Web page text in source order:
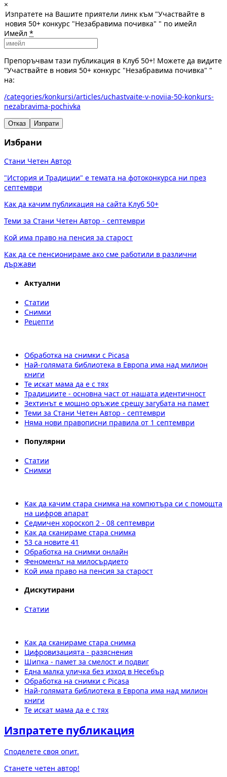
×
Изпратете на Вашите приятели линк към "Участвайте в
новия 50+ конкурс "Незабравима почивка" " по имейл
Имейл *
Препоръчвам тази публикация в Клуб 50+! Можете да видите
"Участвайте в новия 50+ конкурс "Незабравима почивка" "
на:
/categories/konkursi/articles/uchastvaite-v-noviia-50-konkurs-
nezabravima-pochivka
Отказ Изпрати
Избрани
Стани Четен Автор
"История и Традиции" е темата на фотоконкурса ни през
септември
Как да качим публикация на сайта Клуб 50+
Теми за Стани Четен Автор - септември
Кой има право на пенсия за старост
Как да се пенсионираме ако сме работили в различни
държави
Актуални
Статии
Снимки
Рецепти
Обработка на снимки с Picasa
Най-голямата библиотека в Европа има над милион
книги
Те искат мама да е с тях
Традициите - основна част от нашата идентичност
Зехтинът е мощно оръжие срещу загубата на памет
Теми за Стани Четен Автор - септември
Няма нови правописни правила от 1 септември
Популярни
Статии
Снимки
Как да качим стара снимка на компютъра си с помощта
на цифров апарат
Седмичен хороскоп 2 - 08 септември
Как да сканираме стара снимка
53 са новите 41
Обработка на снимки онлайн
Феноменът на милосърдието
Кой има право на пенсия за старост
Дискутирани
Статии
Как да сканираме стара снимка
Цифровизацията - разяснения
Шипка - памет за смелост и подвиг
Една малка уличка без изход в Несебър
Обработка на снимки с Picasa
Най-голямата библиотека в Европа има над милион
книги
Те искат мама да е с тях
Изпратете публикация
Споделете своя опит.
Станете четен автор!